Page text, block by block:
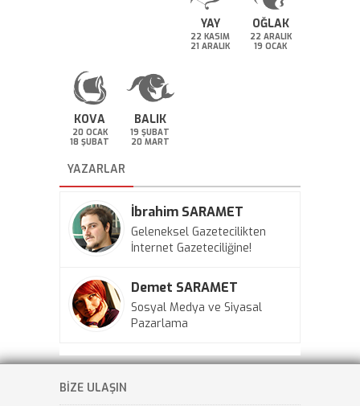
YAY
22 KASIM
21 ARALIK
OĞLAK
22 ARALIK
19 OCAK
KOVA
20 OCAK
18 ŞUBAT
BALIK
19 ŞUBAT
20 MART
YAZARLAR
İbrahim SARAMET
Geleneksel Gazetecilikten
İnternet Gazeteciliğine!
Demet SARAMET
Sosyal Medya ve Siyasal
Pazarlama
BİZE ULAŞIN